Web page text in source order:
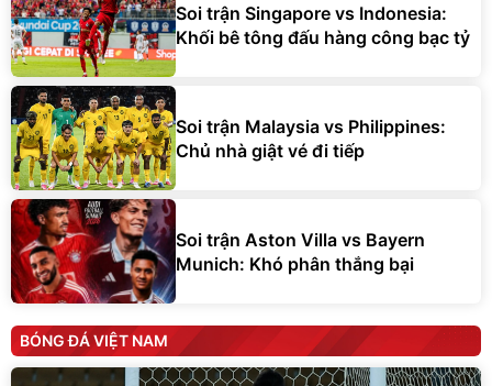
Soi trận Singapore vs Indonesia:
Khối bê tông đấu hàng công bạc tỷ
Soi trận Malaysia vs Philippines:
Chủ nhà giật vé đi tiếp
Soi trận Aston Villa vs Bayern
Munich: Khó phân thắng bại
BÓNG ĐÁ VIỆT NAM